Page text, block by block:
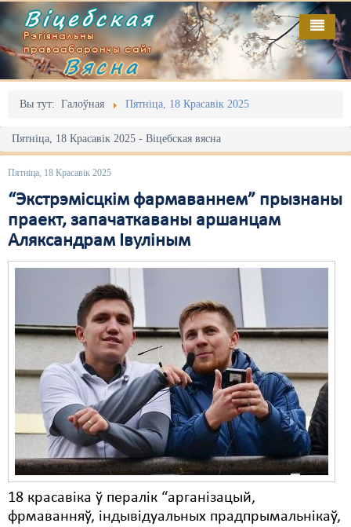
Віцебская
Рэгіянальны
праваабарончы сайт
Вясна
Вы тут: Галоўная Пятніца, 18 Красавік 2025
Пятніца, 18 Красавік 2025 - Віцебская вясна
Пятніца, 18 Красавік 2025
“Экстрэмісцкім фармаваннем” прызнаны
праект, запачаткаваны аршанцам
Аляксандрам Івуліным
18 красавіка ў пералік “арганізацый,
фрмаванняў, індывідуальных прадпрымальнікаў,
Галоўная
Адміністрацыйны перасьлед
Акцыі
Выбары
Грамадзянскія ініцыятывы
Дзяржава
Дыскрымінацыя
Затрыманьні
Карная псыхіятрыя
КПЧ ААН
Культурныя правы
Мігранты
Мірныя сходы
Выданьні
Відэа
Пра нас
RSS